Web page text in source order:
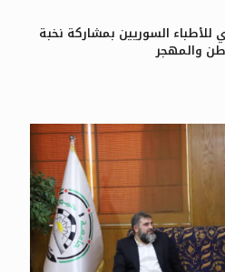
للأطباء السوريين بمشاركة نخبة
والمهجر